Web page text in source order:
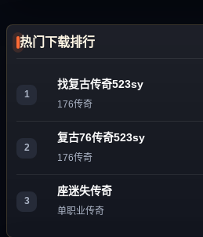
热门下载排行
1
找复古传奇523sy
176传奇
2
复古76传奇523sy
176传奇
3
座迷失传奇
单职业传奇